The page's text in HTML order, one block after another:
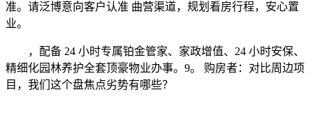
准。请泛博意向客户认准 曲营渠道，规划看房行程，安心置
业。
，配备 24 小时专属铂金管家、家政增值、24 小时安保、
精细化园林养护全套顶豪物业办事。9。 购房者：对比周边项
目，我们这个盘焦点劣势有哪些？